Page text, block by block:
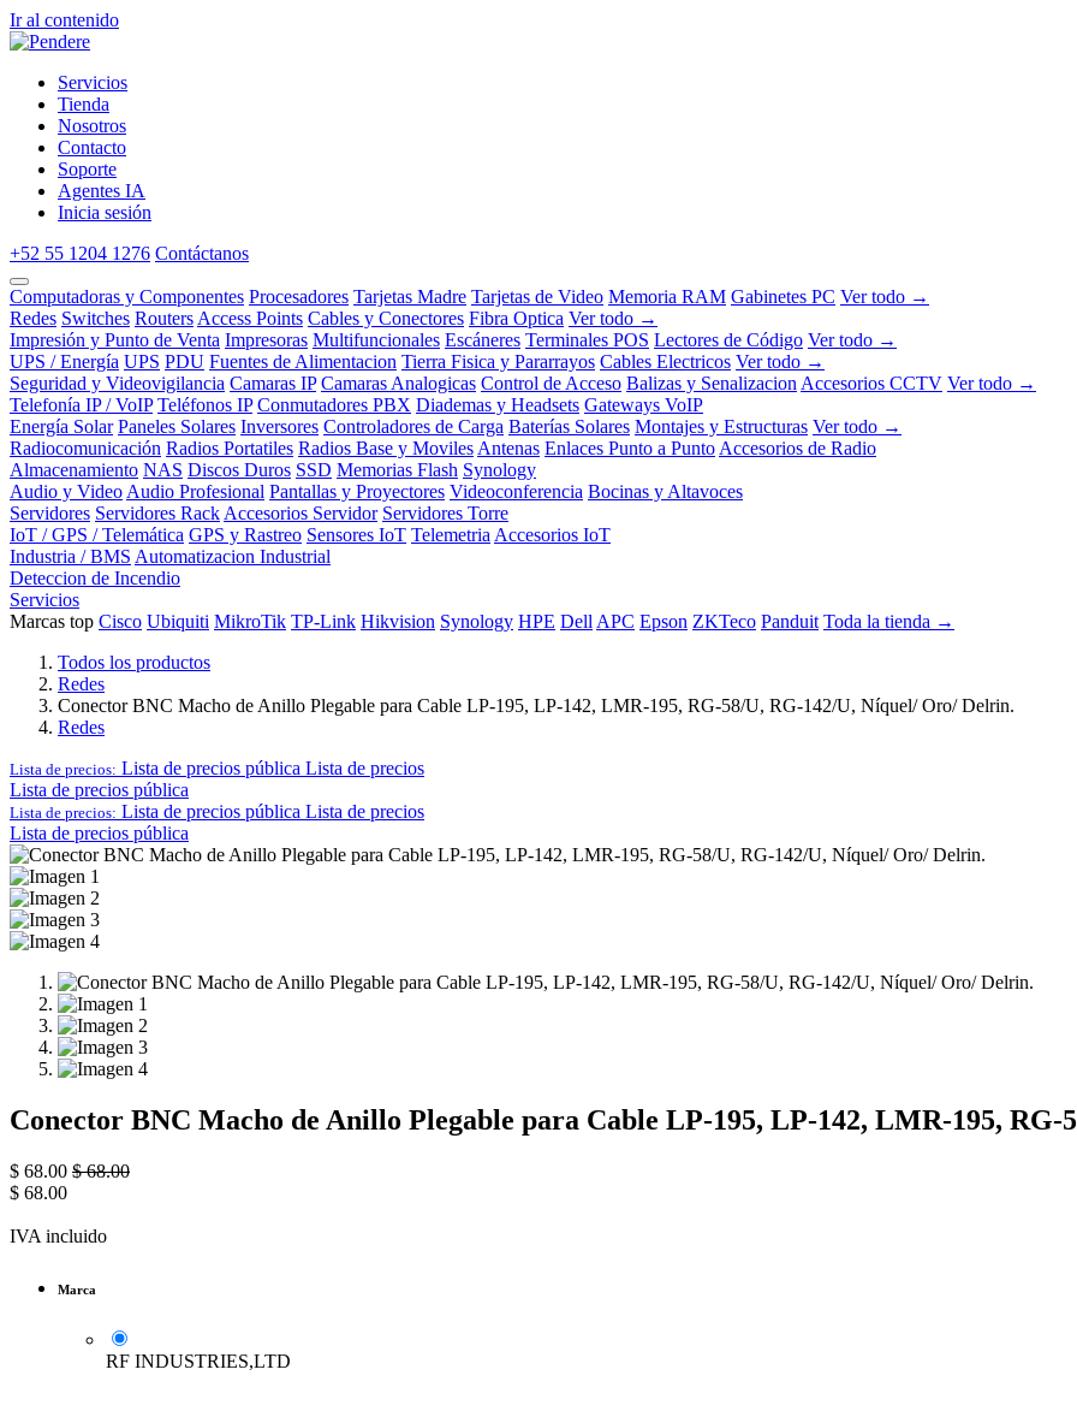
Ir al contenido
Servicios
Tienda
Nosotros
Contacto
Soporte
Agentes IA
Inicia sesión
+52 55 1204 1276 Contáctanos
Computadoras y Componentes Procesadores Tarjetas Madre Tarjetas de Video Memoria RAM Gabinetes PC Ver todo →
Redes Switches Routers Access Points Cables y Conectores Fibra Optica Ver todo →
Impresión y Punto de Venta Impresoras Multifuncionales Escáneres Terminales POS Lectores de Código Ver todo →
UPS / Energía UPS PDU Fuentes de Alimentacion Tierra Fisica y Pararrayos Cables Electricos Ver todo →
Seguridad y Videovigilancia Camaras IP Camaras Analogicas Control de Acceso Balizas y Senalizacion Accesorios CCTV Ver todo →
Telefonía IP / VoIP Teléfonos IP Conmutadores PBX Diademas y Headsets Gateways VoIP
Energía Solar Paneles Solares Inversores Controladores de Carga Baterías Solares Montajes y Estructuras Ver todo →
Radiocomunicación Radios Portatiles Radios Base y Moviles Antenas Enlaces Punto a Punto Accesorios de Radio
Almacenamiento NAS Discos Duros SSD Memorias Flash Synology
Audio y Video Audio Profesional Pantallas y Proyectores Videoconferencia Bocinas y Altavoces
Servidores Servidores Rack Accesorios Servidor Servidores Torre
IoT / GPS / Telemática GPS y Rastreo Sensores IoT Telemetria Accesorios IoT
Industria / BMS Automatizacion Industrial
Deteccion de Incendio
Servicios
Marcas top Cisco Ubiquiti MikroTik TP-Link Hikvision Synology HPE Dell APC Epson ZKTeco Panduit Toda la tienda →
Todos los productos
Redes
Conector BNC Macho de Anillo Plegable para Cable LP-195, LP-142, LMR-195, RG-58/U, RG-142/U, Níquel/ Oro/ Delrin.
Redes
Lista de precios: Lista de precios pública Lista de precios
Lista de precios pública
Lista de precios: Lista de precios pública Lista de precios
Lista de precios pública
Conector BNC Macho de Anillo Plegable para Cable LP-195, LP-142, LMR-195,
$ 68.00 $68.00
$ 68.00
IVA incluido
Marca
RF INDUSTRIES,LTD